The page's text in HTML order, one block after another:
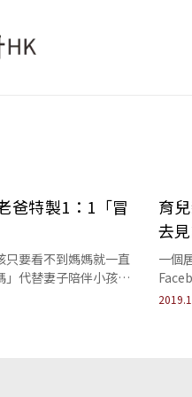
爸特製1：1「冒
只要看不到媽媽就一直
代替妻子陪伴小孩玩
育
去
一個
句分